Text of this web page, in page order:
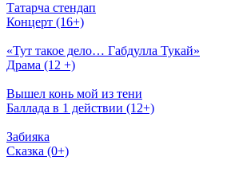
Татарча стендап
Концерт (16+)
«Тут такое дело… Габдулла Тукай»
Драма (12 +)
Вышел конь мой из тени
Баллада в 1 действии (12+)
Забияка
Сказка (0+)